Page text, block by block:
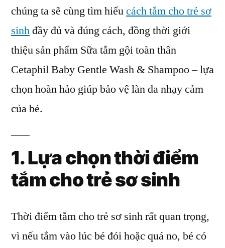
chúng ta sẽ cùng tìm hiểucách tắm cho trẻ sơ
sinhđầy đủ và đúng cách, đồng thời giới
thiệu sản phẩm Sữa tắm gội toàn thân
Cetaphil Baby Gentle Wash & Shampoo – lựa
chọn hoàn hảo giúp bảo vệ làn da nhạy cảm
của bé.
1. Lựa chọn thời điểm
tắm cho trẻ sơ sinh
Thời điểm tắm cho trẻ sơ sinh rất quan trọng,
vì nếu tắm vào lúc bé đói hoặc quá no, bé có